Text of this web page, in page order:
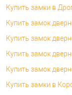
Купить замки в
Купить замок
Купить замок
Купить замок
Купить замок
Купить замки в